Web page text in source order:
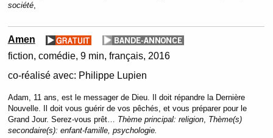
société,
Amen
fiction comédie 9 min français 2016
co-réalisé avec: Philippe Lupien
Adam, 11 ans, est le messager de Dieu. Il doit répandre la Dernière
Nouvelle. Il doit vous guérir de vos pêchés, et vous préparer pour le
Grand Jour. Serez-vous prêt… Thème principal: religion, Thème(s)
secondaire(s): enfant-famille, psychologie.